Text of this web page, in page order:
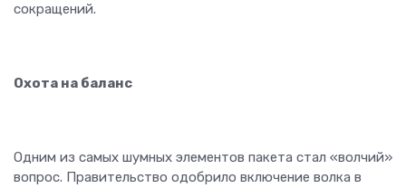
сокращений.
Охота на баланс
Одним из самых шумных элементов пакета стал «волчий»
вопрос. Правительство одобрило включение волка в